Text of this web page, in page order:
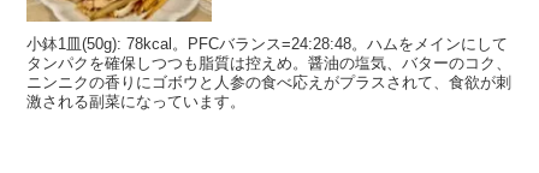
小鉢1皿(50g): 78kcal。PFCバランス=24:28:48。ハムをメインにして
タンパクを確保しつつも脂質は控えめ。醤油の塩気、バターのコク、
ニンニクの香りにゴボウと人参の食べ応えがプラスされて、食欲が刺
激される副菜になっています。